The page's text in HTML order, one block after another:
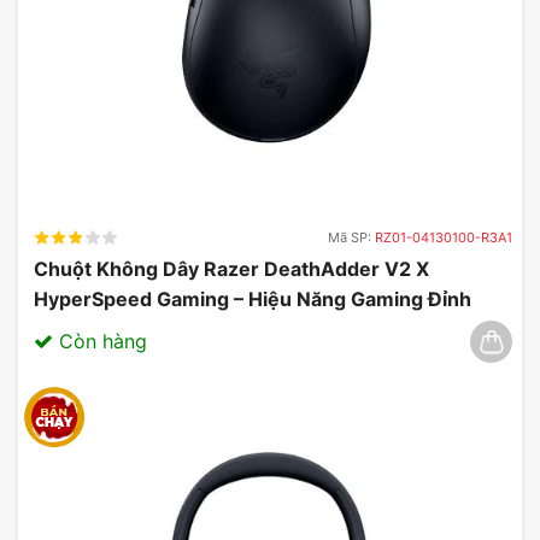
việc mất tín hiệu như chuột không dây.
Mã SP: RZ01-04130100-R3A1
Chuột Không Dây Razer DeathAdder V2 X
HyperSpeed Gaming – Hiệu Năng Gaming Đỉnh
Cao 03/2025
Còn hàng